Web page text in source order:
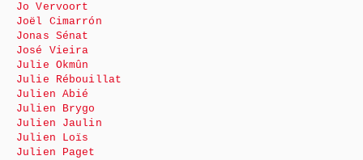
Jo Vervoort
Joël Cimarrón
Jonas Sénat
José Vieira
Julie Okmûn
Julie Rébouillat
Julien Abié
Julien Brygo
Julien Jaulin
Julien Loïs
Julien Paget